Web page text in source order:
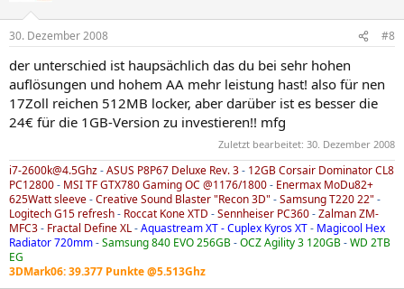
30. Dezember 2008 #8
der unterschied ist haupsächlich das du bei sehr hohen
auflösungen und hohem AA mehr leistung hast! also für nen
17Zoll reichen 512MB locker, aber darüber ist es besser die
24€ für die 1GB-Version zu investieren!! mfg
Zuletzt bearbeitet: 30. Dezember 2008
i7-2600k@4.5Ghz-ASUS P8P67 Deluxe Rev. 3- 12GB Corsair Dominator CL8
PC12800- MSI TF GTX780 Gaming OC @1176/1800- Enermax MoDu82+
625Watt sleeve-Creative Sound Blaster "Recon 3D" -Samsung T220 22" -
Logitech G15 refresh- Roccat Kone XTD -Sennheiser PC360-Zalman ZM-
MFC3- Fractal Define XL-Aquastream XT - Cuplex Kyros XT- Magicool Hex
Radiator 720mm-Samsung 840 EVO 256GB-OCZ Agility 3 120GB-WD 2TB
EG
3DMark06: 39.377 Punkte @5.513Ghz